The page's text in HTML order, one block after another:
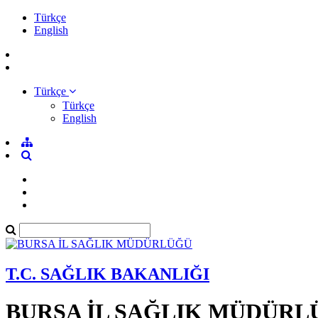
Türkçe
English
Türkçe
Türkçe
English
T.C. SAĞLIK BAKANLIĞI
BURSA İL SAĞLIK